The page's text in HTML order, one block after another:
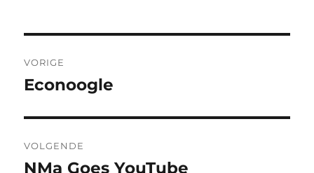
navigatie
VORIGE
Vorig
Econoogle
VOLGENDE
Volgend
NMa Goes YouTube